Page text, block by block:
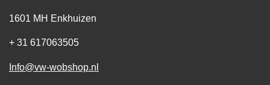
1601 MH Enkhuizen
+ 31 617063505
Info@vw-wobshop.nl